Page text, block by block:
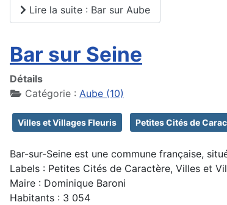
Lire la suite : Bar sur Aube
Bar sur Seine
Détails
Catégorie : Aube (10)
Villes et Villages Fleuris Petites Cités de
Bar-sur-Seine est une commune française,
Labels : Petites Cités de Caractère, Villes et
Maire : Dominique Baroni
Habitants : 3 054